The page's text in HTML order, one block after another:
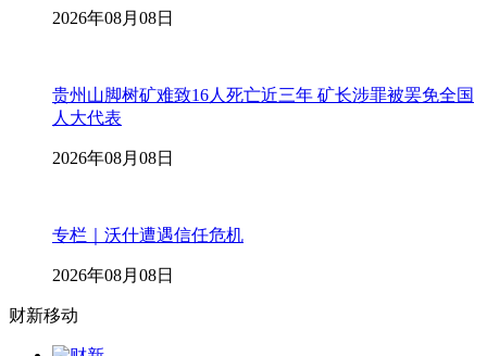
2026年08月08日
贵州山脚树矿难致16人死亡近三年 矿长涉罪被罢免全国
人大代表
2026年08月08日
专栏｜沃什遭遇信任危机
2026年08月08日
财新移动